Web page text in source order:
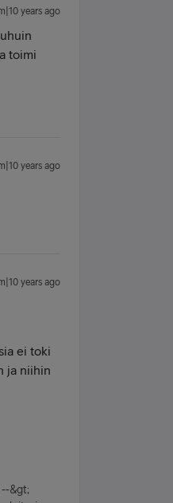
years ago
toimi
years ago
years ago
ei toki
ja niihin
&gt;